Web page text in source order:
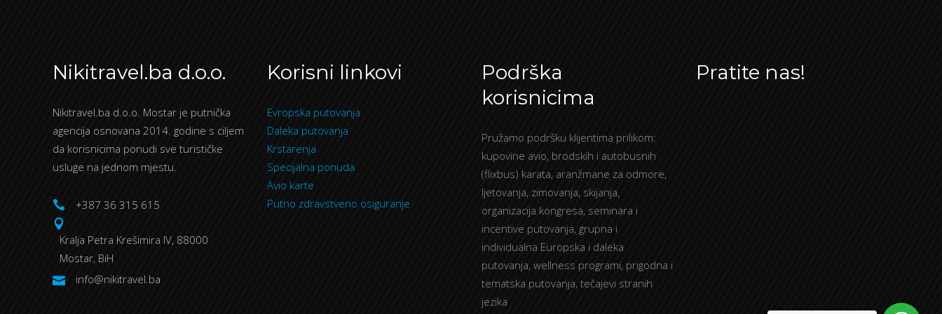
Nikitravel.ba d.o.o.
Nikitravel.ba d.o.o. Mostar je putnička
agencija osnovana 2014. godine s ciljem
da korisnicima ponudi sve turističke
usluge na jednom mjestu.
+387 36 315 615
Kralja Petra Krešimira IV, 88000
Mostar, BiH
info@nikitravel.ba
Korisni linkovi
Evropska putovanja
Daleka putovanja
Krstarenja
Specijalna ponuda
Avio karte
Putno zdravstveno osiguranje
Podrška
korisnicima
Pružamo podršku klijentima prilikom:
kupovine avio, brodskih i autobusnih
(flixbus) karata, aranžmane za odmore,
ljetovanja, zimovanja, skijanja,
organizacija kongresa, seminara i
incentive putovanja, grupna i
individualna Europska i daleka
putovanja, wellness programi, prigodna i
tematska putovanja, tečajevi stranih
jezika
Pratite nas!